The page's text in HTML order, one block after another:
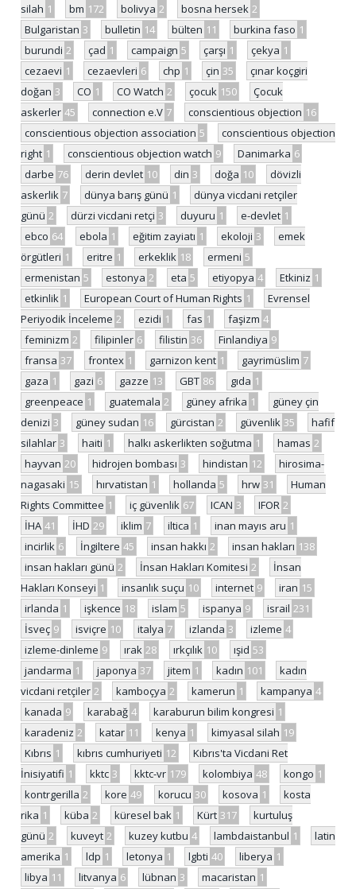
silah 1 bm 172 bolivya 2 bosna hersek 2
Bulgaristan 3 bulletin 14 bülten 11 burkina faso 1
burundi 2 çad 1 campaign 5 çarşı 1 çekya 1
cezaevi 1 cezaevleri 6 chp 1 çin 35
çınar koçgiri
doğan 3 CO 1 CO Watch 2 çocuk 150
Çocuk
askerler 45 connection e.V 7 conscientious objection 16
conscientious objection association 5
conscientious objection
right 1 conscientious objection watch 9 Danimarka 6
darbe 76 derin devlet 10 din 3 doğa 10
dövizli
askerlik 7 dünya barış günü 1
dünya vicdani retçiler
günü 2 dürzi vicdani retçi 3 duyuru 1 e-devlet 1
ebco 64 ebola 1 eğitim zayiatı 1 ekoloji 3
emek
örgütleri 1 eritre 1 erkeklik 18 ermeni 5
ermenistan 5 estonya 2 eta 5 etiyopya 4 Etkiniz 1
etkinlik 1 European Court of Human Rights 1
Evrensel
Periyodik İnceleme 2 ezidi 1 fas 1 faşizm 4
feminizm 2 filipinler 6 filistin 36 Finlandiya 9
fransa 37 frontex 1 garnizon kent 1 gayrimüslim 7
gaza 1 gazi 6 gazze 13 GBT 86 gıda 1
greenpeace 1 guatemala 2 güney afrika 1
güney çin
denizi 3 güney sudan 16 gürcistan 2 güvenlik 35
hafif
silahlar 3 haiti 1 halkı askerlikten soğutma 1 hamas 2
hayvan 20 hidrojen bombası 3 hindistan 12
hirosima-
nagasaki 15 hırvatistan 1 hollanda 5 hrw 31
Human
Rights Committee 1 iç güvenlik 67 ICAN 3 IFOR 2
İHA 41 İHD 29 iklim 7 iltica 1 inan mayıs aru 1
incirlik 6 İngiltere 45 insan hakkı 2 insan hakları 138
insan hakları günü 2 İnsan Hakları Komitesi 2
İnsan
Hakları Konseyi 1 insanlık suçu 10 internet 9 iran 15
irlanda 1 işkence 18 islam 5 ispanya 9 israil 231
İsveç 9 isviçre 10 italya 7 izlanda 3 izleme 4
izleme-dinleme 9 ırak 28 ırkçılık 10 ışid 53
jandarma 1 japonya 37 jitem 1 kadın 101
kadın
vicdani retçiler 2 kamboçya 2 kamerun 1 kampanya 4
kanada 9 karabağ 4 karaburun bilim kongresi 1
karadeniz 2 katar 11 kenya 1 kimyasal silah 19
Kıbrıs 1 kıbrıs cumhuriyeti 12
Kıbrıs'ta Vicdani Ret
İnisiyatifi 1 kktc 3 kktc-vr 179 kolombiya 48 kongo 1
kontrgerilla 2 kore 49 korucu 30 kosova 1
kosta
rika 1 küba 2 küresel bak 1 Kürt 317
kurtuluş
günü 2 kuveyt 2 kuzey kutbu 4 lambdaistanbul 1
latin
amerika 1 ldp 1 letonya 1 lgbti 40 liberya 1
libya 11 litvanya 6 lübnan 3 macaristan 1